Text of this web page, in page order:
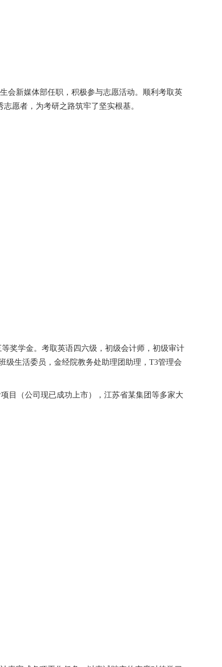
会新媒体部任职，积极参与志愿活动。顺利考取英
愿者，为考研之路筑牢了坚实根基。
奖学金。考取英语四六级，初级会计师，初级审计
生活委员，金经院教务处助理团助理， T3管理会
目（公司现已成功上市），江苏省某集团等多家大